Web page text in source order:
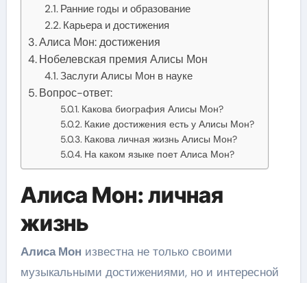
Ранние годы и образование
Карьера и достижения
Алиса Мон: достижения
Нобелевская премия Алисы Мон
Заслуги Алисы Мон в науке
Вопрос-ответ:
Какова биография Алисы Мон?
Какие достижения есть у Алисы Мон?
Какова личная жизнь Алисы Мон?
На каком языке поет Алиса Мон?
Алиса Мон: личная
жизнь
Алиса Мон известна не только своими
музыкальными достижениями, но и интересной